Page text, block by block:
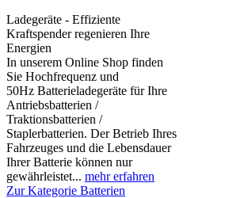
Ladegeräte - Effiziente
Kraftspender regenieren Ihre
Energien
In unserem Online Shop finden
Sie Hochfrequenz und
50Hz Batterieladegeräte für Ihre
Antriebsbatterien /
Traktionsbatterien /
Staplerbatterien. Der Betrieb Ihres
Fahrzeuges und die Lebensdauer
Ihrer Batterie können nur
gewährleistet... mehr erfahren
Zur Kategorie Batterien